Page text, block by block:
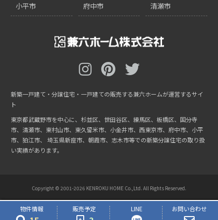
物件情報 販売予定 LINE お問い合わせ
小平市 府中市 清瀬市
新築一戸建て・分譲住宅・一戸建ての販売する兼六ホームが運営するサイ
ト
東京都武蔵野市を中心に、杉並区、世田谷区、練馬区、板橋区、国分寺
市、清瀬市、東村山市、東久留米市、小金井市、西東京市、府中市、小平
市、狛江市、
埼玉県新座市、朝霞市、志木市等での新築分譲住宅の取り扱
い実績があります。
Copyright © 2001-2026 KENROKU HOME Co.,Ltd. All Rights Reserved.